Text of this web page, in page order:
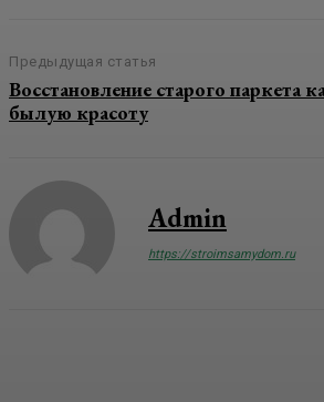
Предыдущая статья
Восстановление старого паркета
былую красоту
Admin
https://stroimsamydom.ru